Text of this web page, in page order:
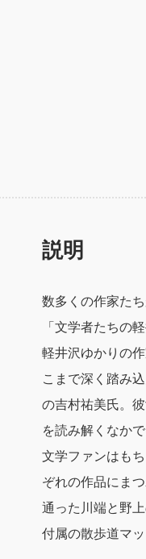
説明
数多くの作家た
「文学者たちの
軽井沢ゆかりの
こまで深く踏み
の吉村祐美氏。
を読み解くなか
文学ファンはも
ぞれの作品にま
通った川端と野
付属の散歩道マ